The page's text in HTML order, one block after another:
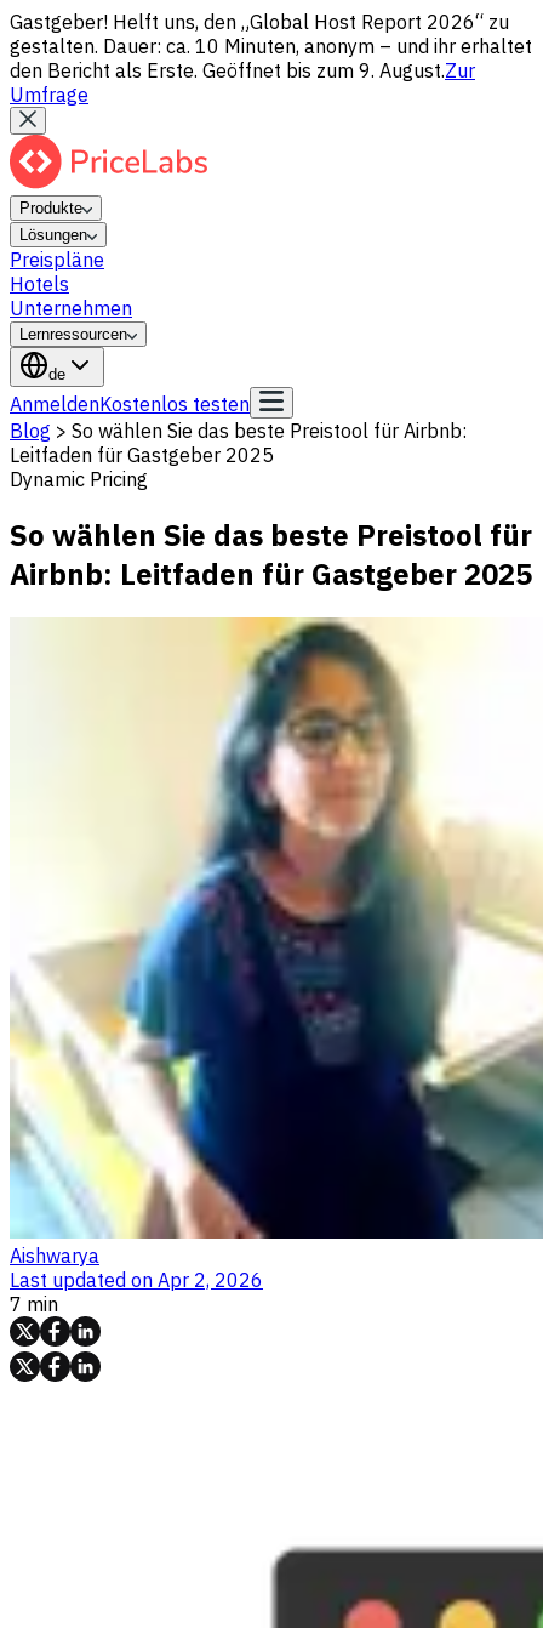
Gastgeber! Helft uns, den „Global Host Report 2026“ zu
gestalten. Dauer: ca. 10 Minuten, anonym – und ihr erhaltet
den Bericht als Erste. Geöffnet bis zum 9. August.Zur
Umfrage
Produkte
Lösungen
Preispläne
Hotels
Unternehmen
Lernressourcen
de
AnmeldenKostenlos testen
Blog > So wählen Sie das beste Preistool für Airbnb:
Leitfaden für Gastgeber 2025
Dynamic Pricing
So wählen Sie das beste Preistool für
Airbnb: Leitfaden für Gastgeber 2025
Aishwarya
Last updated on Apr 2, 2026
7 min